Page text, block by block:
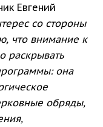
Евгений
со стороны
что внимание к
раскрывать
она
обряды,